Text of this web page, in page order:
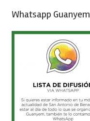
Whatsapp Guanyem